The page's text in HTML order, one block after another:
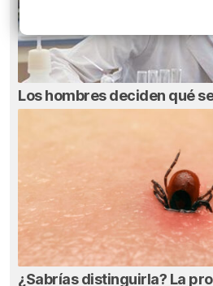
Los hombres deciden qué
¿Sabrías distinguirla? La